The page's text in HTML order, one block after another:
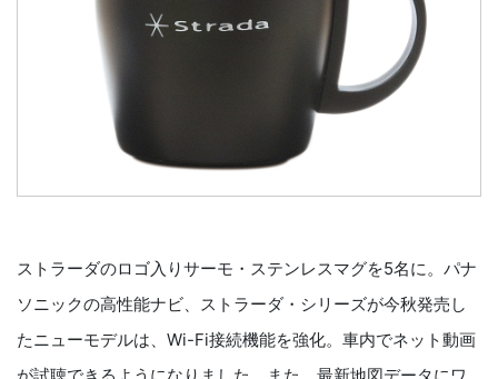
ストラーダのロゴ入りサーモ・ステンレスマグを5名に。パナ
ソニックの高性能ナビ、ストラーダ・シリーズが今秋発売し
たニューモデルは、Wi-Fi接続機能を強化。車内でネット動画